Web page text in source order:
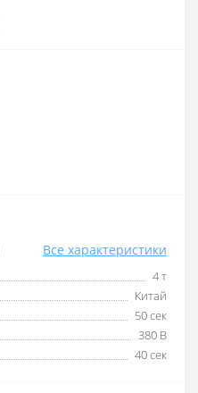
Все характеристики
4 т
Китай
50 сек
380 В
40 сек